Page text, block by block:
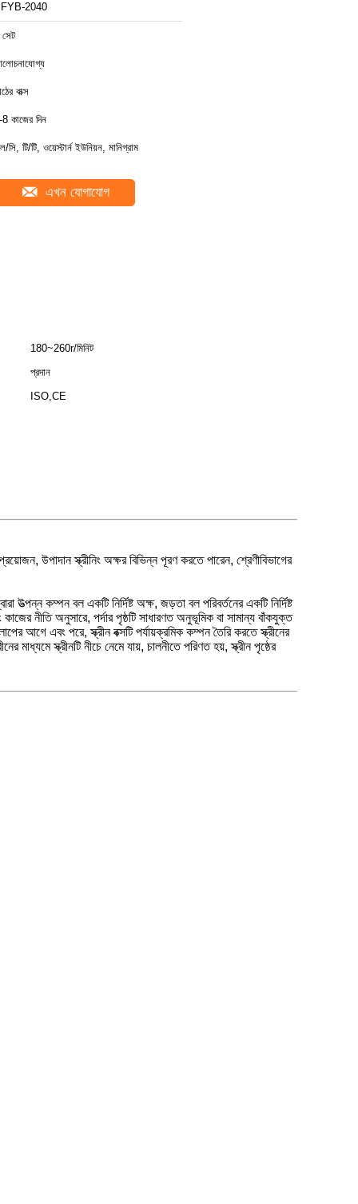
2040
বাক্স
কাজের দিন
সি, টি/টি, ওয়েস্টার্ন ইউনিয়ন, মানিগ্রাম
এখন যোগাযোগ
180~260r/মিনিট
প্রদান
ISO,CE
উপাদান স্ক্রীনিং অক্ষর বিভিন্ন পূরণ করতে পারেন, শ্রেণীবিভাগের
উত্পন্ন কম্পন বল একটি নির্দিষ্ট অক্ষ, জড়তা বল পরিবর্তনের একটি নির্দিষ্ট
নীতি অনুসারে, পর্দার পৃষ্ঠটি সাধারণত অনুভূমিক বা সামান্য বাঁকযুক্ত
আগে এবং পরে, স্ক্রীন বক্সটি পর্যায়ক্রমিক কম্পন তৈরি করতে স্ক্রীনের
মাধ্যমে স্ক্রীনটি নীচে নেমে যায়, চালনীতে পরিণত হয়, স্ক্রীন পৃষ্ঠের